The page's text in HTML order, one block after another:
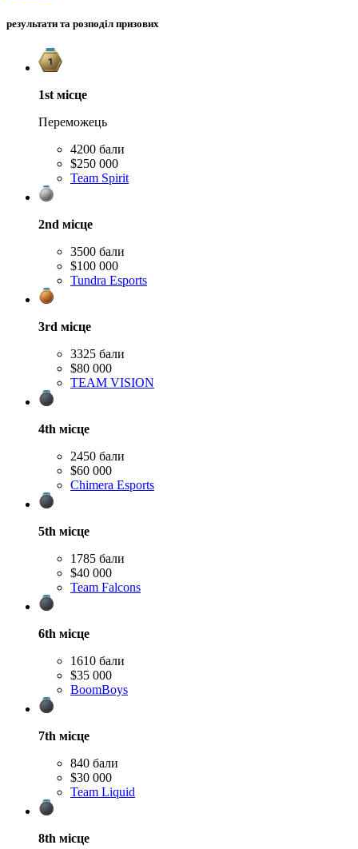
результати та розподіл призових
1st місце
Переможець
4200 бали
$250 000
Team Spirit
2nd місце
3500 бали
$100 000
Tundra Esports
3rd місце
3325 бали
$80 000
TEAM VISION
4th місце
2450 бали
$60 000
Chimera Esports
5th місце
1785 бали
$40 000
Team Falcons
6th місце
1610 бали
$35 000
BoomBoys
7th місце
840 бали
$30 000
Team Liquid
8th місце